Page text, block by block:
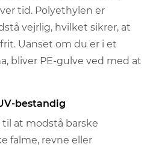
tid. Polyethylen er
vejrlig, hvilket sikrer, at
Uanset om du er i et
bliver PE-gulve ved med at
bestandig
at modstå barske
falme, revne eller